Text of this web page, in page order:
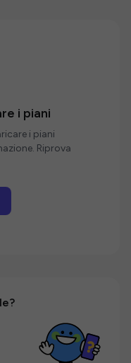
i piani
i piani
Riprova